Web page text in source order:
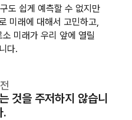
도 쉽게 예측할 수 없지만
미래에 대해서 고민하고,
미래가 우리 앞에 열릴
다.
것을 주저하지 않습니
.